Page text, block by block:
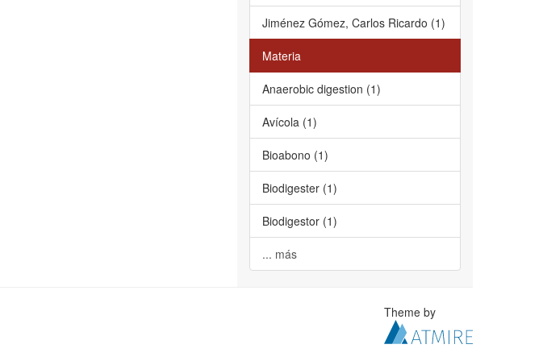
Jiménez Gómez, Carlos Ricardo (1)
Materia
Anaerobic digestion (1)
Avícola (1)
Bioabono (1)
Biodigester (1)
Biodigestor (1)
... más
Theme by